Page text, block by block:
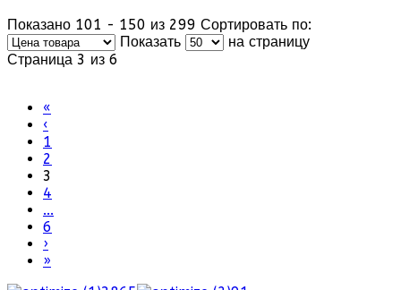
Показано 101 - 150 из 299 Сортировать по:
Показать
на страницу
Страница 3 из 6
«
‹
1
2
3
4
...
6
›
»